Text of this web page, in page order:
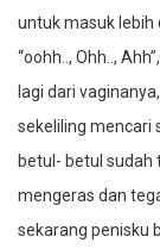
untuk masuk lebih
“oohh.., Ohh..,
lagi dari
sekeliling mencari
betul- betul sudah
mengeras dan
sekarang penisku